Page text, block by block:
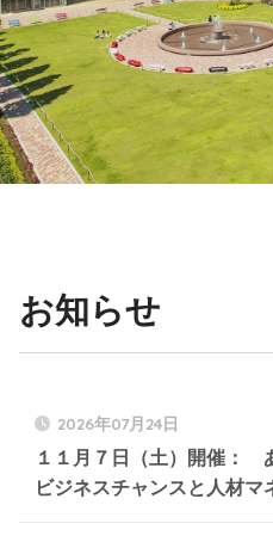
お知らせ
2026年07月24日
１１月７日（土）開催：
ビジネスチャンスと人材マ